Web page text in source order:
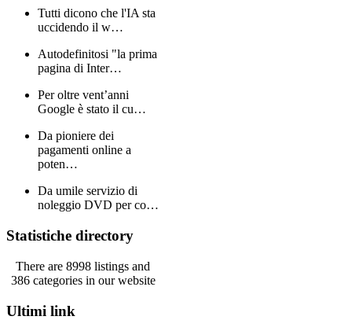
Tutti dicono che l'IA sta
uccidendo il w…
Autodefinitosi "la prima
pagina di Inter…
Per oltre vent’anni
Google è stato il cu…
Da pioniere dei
pagamenti online a
poten…
Da umile servizio di
noleggio DVD per co…
Statistiche directory
There are 8998 listings and
386 categories in our website
Ultimi link